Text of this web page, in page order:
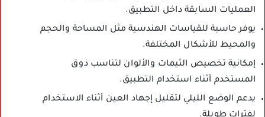
العمليات السابقة داخل التطبيق.
يوفر حاسبة للقياسات الهندسية مثل المساحة والحجم
والمحيط للأشكال المختلفة.
إمكانية تخصيص الثيمات والألوان لتناسب ذوق
المستخدم أثناء استخدام التطبيق.
يدعم الوضع الليلي لتقليل إجهاد العين أثناء الاستخدام
لفترات طويلة.